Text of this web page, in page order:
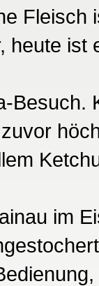
Fleisch
heute ist
Besuch.
im